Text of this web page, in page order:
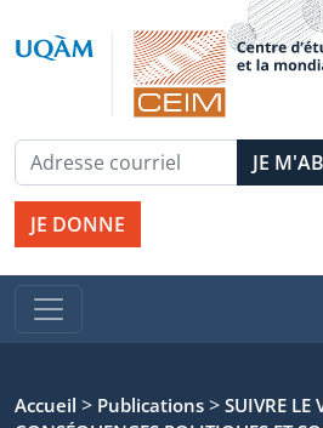
JE DONNE
Accueil > Publications > SUIVRE LE